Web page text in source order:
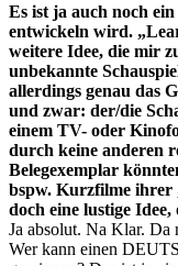
Es ist ja auch noch
entwickeln wird.
weitere Idee, die mir
unbekannte
allerdings genau das
und zwar: der/die
einem TV- oder
durch keine anderen
Belegexemplar
bspw. Kurzfilme ihrer
doch eine lustige
Ja absolut. Na Klar. Da
Wer kann einen